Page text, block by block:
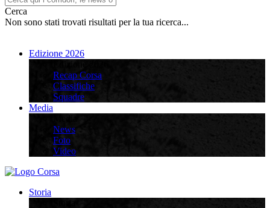
Cerca
Non sono stati trovati risultati per la tua ricerca...
Edizione 2026
Recap Corsa
Classifiche
Squadre
Media
News
Foto
Video
Storia